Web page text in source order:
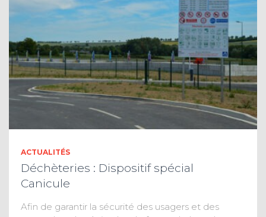
ACTUALITÉS
Déchèteries : Dispositif spécial
Canicule
Afin de garantir la sécurité des usagers et des